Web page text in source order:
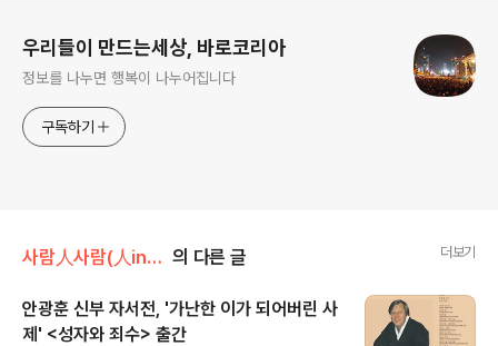
우리들이 만드는세상, 바로코리아
정보를 나누면 행복이 나누어집니다
구독하기
사람人사람(人in人) 의 다른 글 더보기
안광훈 신부 자서전, '가난한 이가 되어버린 사
제' <성자와 죄수> 출간